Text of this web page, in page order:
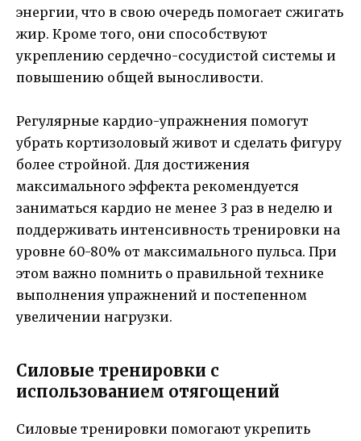
энергии, что в свою очередь помогает сжигать
жир. Кроме того, они способствуют
укреплению сердечно-сосудистой системы и
повышению общей выносливости.
Регулярные кардио-упражнения помогут
убрать кортизоловый живот и сделать фигуру
более стройной. Для достижения
максимального эффекта рекомендуется
заниматься кардио не менее 3 раз в неделю и
поддерживать интенсивность тренировки на
уровне 60-80% от максимального пульса. При
этом важно помнить о правильной технике
выполнения упражнений и постепенном
увеличении нагрузки.
Силовые тренировки с
использованием отягощений
Силовые тренировки помогают укрепить